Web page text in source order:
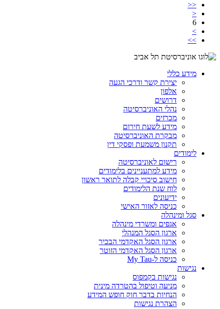
<<
<
6
>
>>
מידע כללי
יצירת קשר ודרכי הגעה
אלפון
דרושים
נהלי האוניברסיטה
מכרזים
מידע לשעת חירום
מבקרת האוניברסיטה
תקנון משמעת ופסקי דין
לימודים
רישום לאוניברסיטה
מידע למתעניינים בלימודים
חישוב סיכויי קבלה לתואר ראשון
לוח שנת הלימודים
ידיעונים
כניסה לאזור האישי
סגל ומינהלה
אגפים ומשרדי מינהלה
ארגון הסגל המנהלי
ארגון הסגל האקדמי הבכיר
ארגון הסגל האקדמי הזוטר
כניסה ל-My Tau
נגישות
נגישות בקמפוס
מניעה וטיפול בהטרדה מינית
הנחיות בדבר חוק חופש המידע
הצהרת נגישות